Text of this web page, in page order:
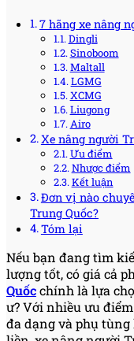
7 hãng xe nâng
Dingli
Sinoboom
Maltall
LGMG
XCMG
Liugong
Airo
Xe nâng người
Ưu điểm
Nhược điểm
Kết luận
Đơn vị nào
Trung Quốc?
Tóm lại
Nếu bạn đang tìm
lượng tốt, có giá cả
Quốcchính là lựa
ư? Với nhiều ưu
đa dạng và phụ